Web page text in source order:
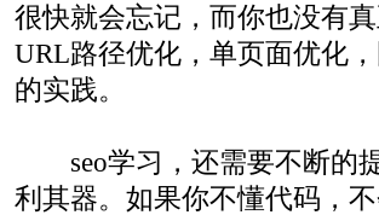
很快就会忘记，而你也没有
URL路径优化，单页面优化
的实践。
seo学习，还需要不断的
利其器。如果你不懂代码，